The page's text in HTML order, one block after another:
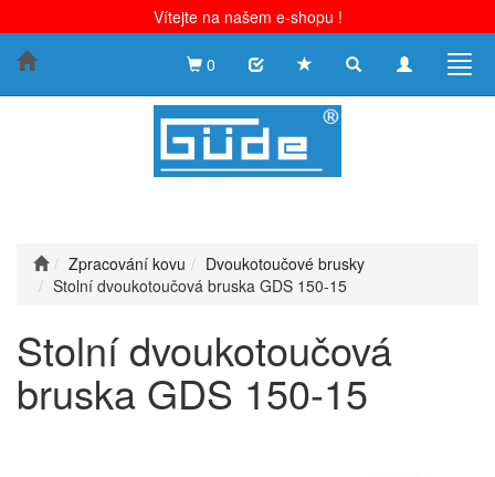
Vítejte na našem e-shopu !
Toggle
Toggle
0
Zpracování kovu
Dvoukotoučové brusky
Stolní dvoukotoučová bruska GDS 150-15
Stolní dvoukotoučová
bruska GDS 150-15